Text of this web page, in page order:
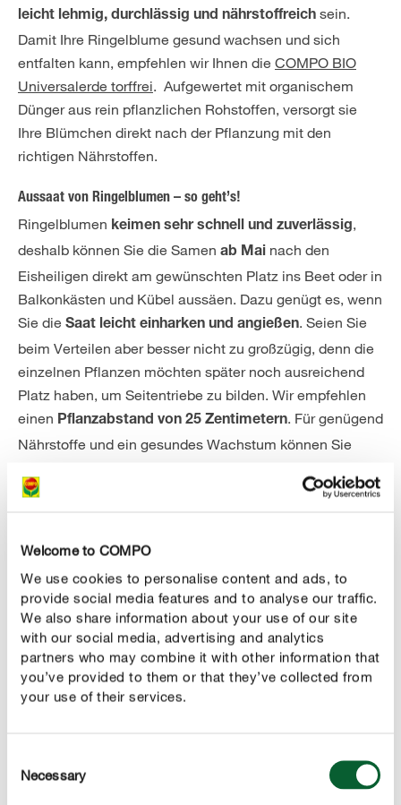
Welcome to COMPO
We use cookies to personalise content and ads, to
provide social media features and to analyse our traffic.
We also share information about your use of our site
with our social media, advertising and analytics
partners who may combine it with other information that
you’ve provided to them or that they’ve collected from
your use of their services.
Selection
Necessary
leicht lehmig, durchlässig und nährstoffreich sein.
Damit Ihre Ringelblume gesund wachsen und sich
entfalten kann, empfehlen wir Ihnen die COMPO BIO
Universalerde torffrei. Aufgewertet mit organischem
Dünger aus rein pflanzlichen Rohstoffen, versorgt sie
Ihre Blümchen direkt nach der Pflanzung mit den
richtigen Nährstoffen.
Aussaat von Ringelblumen – so geht’s!
Ringelblumen keimen sehr schnell und zuverlässig,
deshalb können Sie die Samen ab Mai nach den
Eisheiligen direkt am gewünschten Platz ins Beet oder in
Balkonkästen und Kübel aussäen. Dazu genügt es, wenn
Sie die Saat leicht einharken und angießen. Seien Sie
beim Verteilen aber besser nicht zu großzügig, denn die
einzelnen Pflanzen möchten später noch ausreichend
Platz haben, um Seitentriebe zu bilden. Wir empfehlen
einen Pflanzabstand von 25 Zentimetern. Für genügend
Nährstoffe und ein gesundes Wachstum können Sie
Erde einarbeiten. Für die Ringelblume bietet sich dabei
Ringelblumen mit nur einer Düngung bis zu fünf Monate
lang mit zahlreichen Nährstoffen, während die
Schafwolle im Boden zu einer verbesserten
Wasserspeicherfähigkeit beiträgt. Nach circaacht bis
14 Tagen beginnt der Samen zu keimen, danach dauert
es etwa sechs bis acht Wochen, bis die Pflanze ihre
ersten Blüten bildet.
Sie möchten, dass Ihre Pflanzen schon im Juni ihre